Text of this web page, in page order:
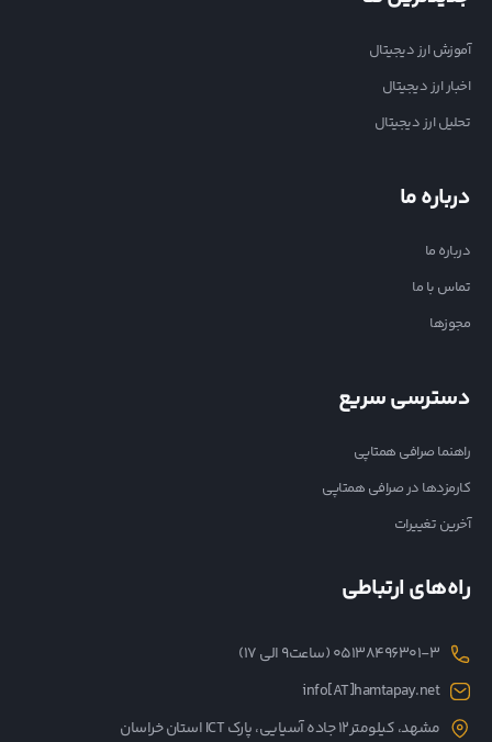
آموزش ارز دیجیتال
اخبار ارز دیجیتال
تحلیل ارز دیجیتال
درباره ما
درباره ما
تماس با ما
مجوزها
دسترسی سریع
راهنما صرافی همتاپی
کارمزدها در صرافی همتاپی
آخرین تغییرات
راه‌های ارتباطی
05138496301-3 (ساعت۹ الی ۱۷)
info[AT]hamtapay.net
مشهد، کیلومتر12 جاده آسیایی، پارک ICT استان خراسان